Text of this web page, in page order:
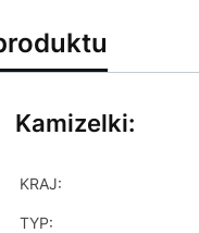
Kamizelki:
KRAJ:
TYP: